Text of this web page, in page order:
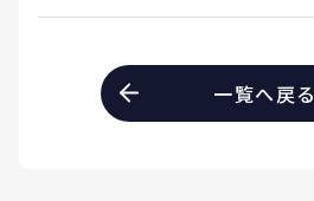
一覧へ戻る